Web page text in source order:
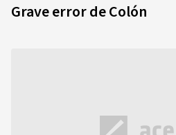
Grave error de Colón